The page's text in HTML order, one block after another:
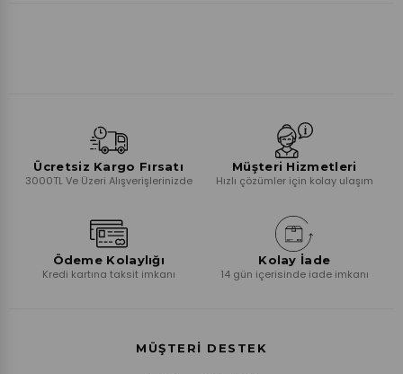
Ücretsiz Kargo Fırsatı
3000TL Ve Üzeri Alışverişlerinizde
Müşteri Hizmetleri
Hızlı çözümler için kolay ulaşım
Ödeme Kolaylığı
Kredi kartına taksit imkanı
Kolay İade
14 gün içerisinde iade imkanı
MÜŞTERI DESTEK